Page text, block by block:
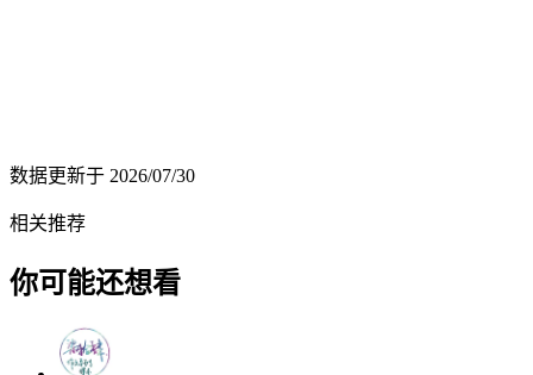
数据更新于 2026/07/30
相关推荐
你可能还想看